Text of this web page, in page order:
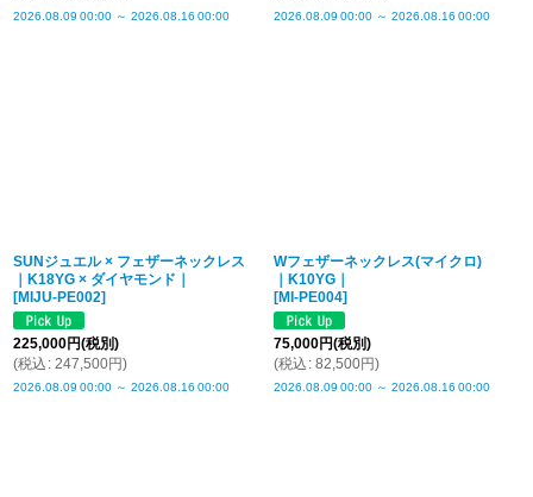
2026.08.09 00:00 ～ 2026.08.16 00:00 2026.08.09 00:00 ～ 2026.08.16 00:00
SUNジュエル × フェザーネックレス
｜K18YG × ダイヤモンド｜
[MIJU-PE002]
225,000円(税別)
(税込 : 247,500円)
2026.08.09 00:00 ～ 2026.08.16 00:00
Wフェザーネックレス(マイクロ)
｜K10YG｜
[MI-PE004]
75,000円(税別)
(税込 : 82,500円)
2026.08.09 00:00 ～ 2026.08.16 00:00